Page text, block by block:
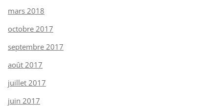
mars 2018
octobre 2017
septembre 2017
août 2017
juillet 2017
juin 2017